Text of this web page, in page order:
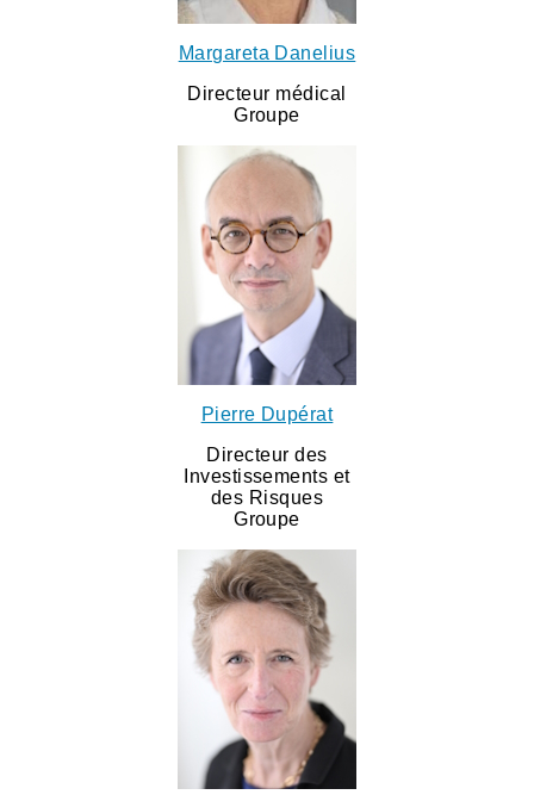
Margareta Danelius
Directeur médical
Groupe
Pierre Dupérat
Directeur des
Investissements et
des Risques
Groupe